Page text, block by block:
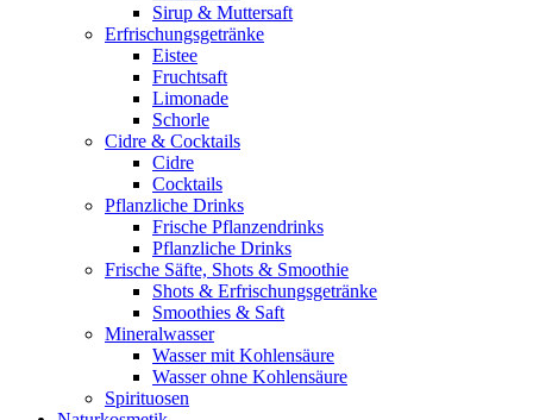
Sirup & Muttersaft
Erfrischungsgetränke
Eistee
Fruchtsaft
Limonade
Schorle
Cidre & Cocktails
Cidre
Cocktails
Pflanzliche Drinks
Frische Pflanzendrinks
Pflanzliche Drinks
Frische Säfte, Shots & Smoothie
Shots & Erfrischungsgetränke
Smoothies & Saft
Mineralwasser
Wasser mit Kohlensäure
Wasser ohne Kohlensäure
Spirituosen